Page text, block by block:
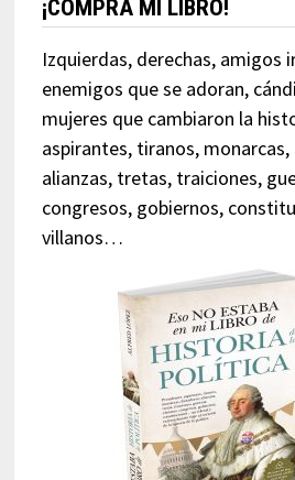
¡COMPRA MI LIBRO!
Izquierdas, derechas, amigos
enemigos que se adoran,
mujeres que cambiaron la
aspirantes, tiranos,
alianzas, tretas, traiciones,
congresos, gobiernos,
villanos…